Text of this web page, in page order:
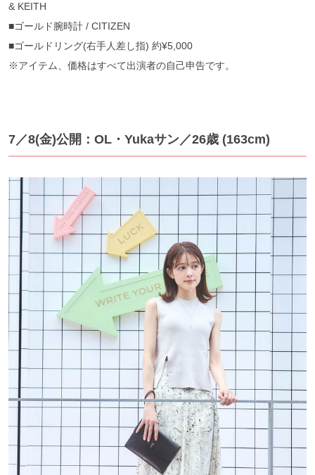
& KEITH
■ゴールド腕時計 / CITIZEN
■ゴールドリング(右手人差し指) 約¥5,000
※アイテム、価格はすべて出演者の自己申告です。
7／8(金)公開：OL・Yukaサン／26歳 (163cm)